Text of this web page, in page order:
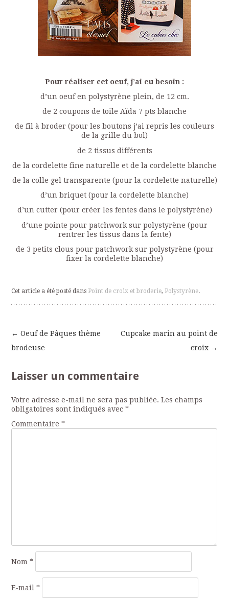
Pour réaliser cet oeuf, j’ai eu besoin :
d’un oeuf en polystyrène plein, de 12 cm.
de 2 coupons de toile Aïda 7 pts blanche
de fil à broder (pour les boutons j’ai repris les couleurs
de la grille du bol)
de 2 tissus différents
de la cordelette fine naturelle et de la cordelette blanche
de la colle gel transparente (pour la cordelette naturelle)
d’un briquet (pour la cordelette blanche)
d’un cutter (pour créer les fentes dans le polystyrène)
d’une pointe pour patchwork sur polystyrène (pour
rentrer les tissus dans la fente)
de 3 petits clous pour patchwork sur polystyrène (pour
fixer la cordelette blanche)
Cet article a été posté dans Point de croix et broderie, Polystyrène.
Navigation
des
articles
← Oeuf de Pâques thème
brodeuse
Cupcake marin au point de
croix →
Laisser un commentaire
Votre adresse e-mail ne sera pas publiée. Les champs
obligatoires sont indiqués avec*
Commentaire*
Nom*
E-mail*